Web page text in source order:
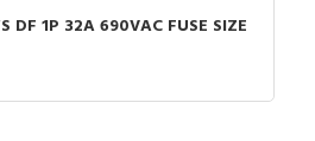
DF 1P 32A 690VAC FUSE SIZE